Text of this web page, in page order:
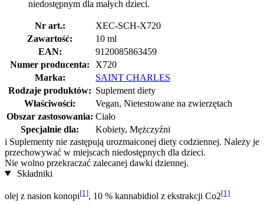
niedostępnym dla małych dzieci.
Nr art.:
XEC-SCH-X720
Zawartość:
10 ml
EAN:
9120085863459
Numer producenta:
X720
Marka:
SAINT CHARLES
Rodzaje produktów: Suplement diety
Właściwości:
Vegan, Nietestowane na zwierzętach
Obszar zastosowania: Ciało
Specjalnie dla:
Kobiety, Mężczyźni
i Suplementy nie zastępują urozmaiconej diety codziennej. Należy je
przechowywać w miejscach niedostępnych dla dzieci.
Nie wolno przekraczać zalecanej dawki dziennej.
Składniki
olej z nasion konopi[1], 10 % kannabidiol z ekstrakcji Co2[1]